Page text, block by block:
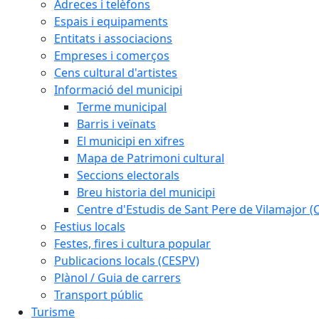
Adreces i telèfons
Espais i equipaments
Entitats i associacions
Empreses i comerços
Cens cultural d'artistes
Informació del municipi
Terme municipal
Barris i veïnats
El municipi en xifres
Mapa de Patrimoni cultural
Seccions electorals
Breu historia del municipi
Centre d'Estudis de Sant Pere de Vilamajor
Festius locals
Festes, fires i cultura popular
Publicacions locals (CESPV)
Plànol / Guia de carrers
Transport públic
Turisme